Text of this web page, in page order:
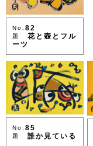
No. 82
題
花と壺とフル
ーツ
No. 85
題 誰か見ている